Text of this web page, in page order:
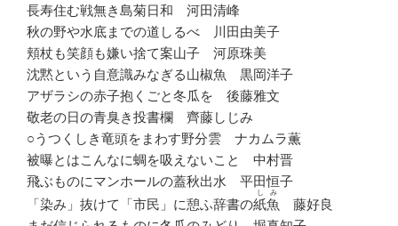
長寿住む戦無き島菊日和 河田清峰
秋の野や水底までの道しるべ 川田由美子
頬杖も笑顔も嫌い捨て案山子 河原珠美
沈黙という自意識みなぎる山椒魚 黒岡洋子
アザラシの赤子抱くごと冬瓜を 後藤雅文
敬老の日の青臭き投書欄 齊藤しじみ
○うつくしき竜頭をまわす野分雲 ナカムラ薫
被曝とはこんなに蜩を吸えないこと 中村晋
飛ぶものにマンホールの蓋秋出水 平田恒子
「染み」抜けて「市民」に憩ふ辞書の紙魚
しみ
藤好良